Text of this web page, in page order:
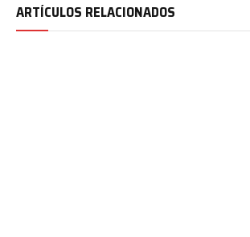
ARTÍCULOS RELACIONADOS